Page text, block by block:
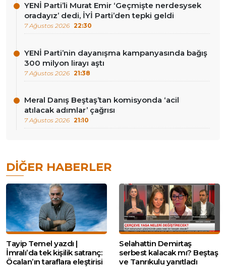
YENİ Parti’li Murat Emir ‘Geçmişte nerdesysek
oradayız’ dedi, İYİ Parti’den tepki geldi
7 Ağustos 2026 22:30
YENİ Parti’nin dayanışma kampanyasında bağış
300 milyon lirayı aştı
7 Ağustos 2026 21:38
Meral Danış Beştaş’tan komisyonda ‘acil
atılacak adımlar’ çağrısı
7 Ağustos 2026 21:10
DIĞER HABERLER
Tayip Temel yazdı |
İmralı’da tek kişilik satranç:
Öcalan’ın taraflara eleştirisi
Selahattin Demirtaş
serbest kalacak mı? Beştaş
ve Tanrıkulu yanıtladı